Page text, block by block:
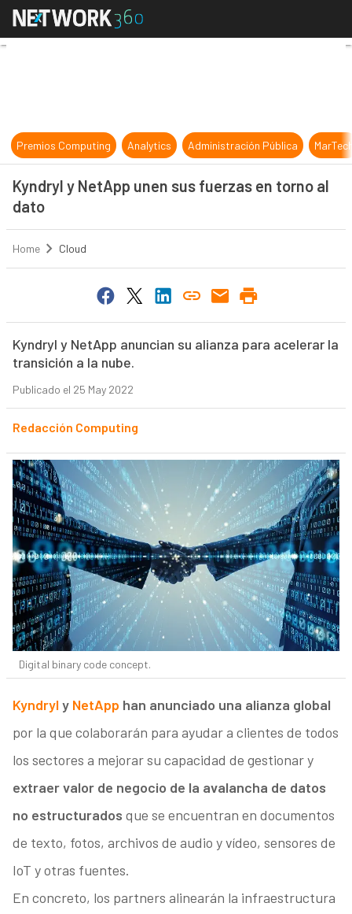
Kyndryl y NetApp unen sus
Premios Computing Analytics Administración Pública
Kyndryl y NetApp unen sus fuerzas en torno al
dato
Home Cloud
Kyndryl y NetApp anuncian su alianza para acelerar la
transición a la nube.
Publicado el 25 May 2022
Redacción Computing
Digital binary code concept.
Kyndryly NetApp han anunciado una alianza global
por la que colaborarán para ayudar a clientes de todos
los sectores a mejorar su capacidad de gestionar y
extraer valor de negocio de la avalancha de datos
no estructurados que se encuentran en documentos
de texto, fotos, archivos de audio y vídeo, sensores de
IoT y otras fuentes.
En concreto, los partners alinearán la infraestructura